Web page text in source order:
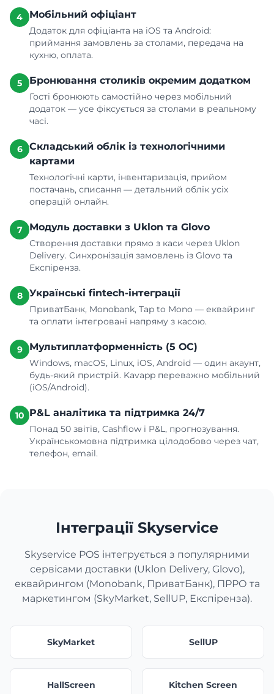
4 Мобільний офіціант
Додаток для офіціанта на iOS та Android:
приймання замовлень за столами, передача на
кухню, оплата.
5 Бронювання столиків окремим додатком
Гості бронюють самостійно через мобільний
додаток — усе фіксується за столами в реальному
часі.
6
Складський облік із технологічними
картами
Технологічні карти, інвентаризація, прийом
постачань, списання — детальний облік усіх
операцій онлайн.
7 Модуль доставки з Uklon та Glovo
Створення доставки прямо з каси через Uklon
Delivery. Синхронізація замовлень із Glovo та
Експіренза.
8 Українські fintech-інтеграції
ПриватБанк, Monobank, Tap to Mono — еквайринг
та оплати інтегровані напряму з касою.
9 Мультиплатформенність (5 ОС)
Windows, macOS, Linux, iOS, Android — один акаунт,
будь-який пристрій. Kavapp переважно мобільний
(iOS/Android).
10 P&L аналітика та підтримка 24/7
Понад 50 звітів, Cashflow і P&L, прогнозування.
Українськомовна підтримка цілодобово через чат,
телефон, email.
Інтеграції Skyservice
Skyservice POS інтегрується з популярними
сервісами доставки (Uklon Delivery, Glovo),
еквайрингом (Monobank, ПриватБанк), ПРРО та
маркетингом (SkyMarket, SellUP, Експіренза).
SkyMarket SellUP
HallScreen Kitchen Screen